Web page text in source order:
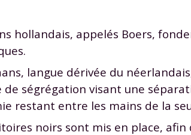
hollandais, appelés Boers,
langue dérivée du
de ségrégation visant une
restant entre les mains de la
noirs sont mis en place, afin